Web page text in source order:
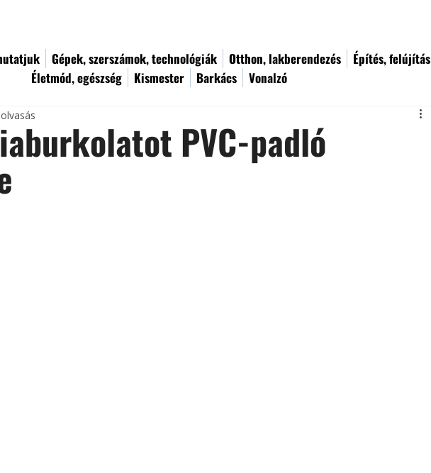
Gépek, szerszámok, technológiák Otthon, lakberendezés Építés, felújítás
Életmód, egészség
Kismester Barkács Vonalzó
PVC-padló